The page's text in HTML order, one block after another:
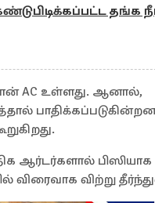
தங்க
AC உள்ளது. ஆனால்,
ஆர்டர்களால்
விற்று